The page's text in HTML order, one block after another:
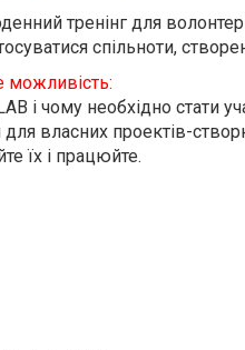
тренінг для
спільноти,
можливість:
і чому необхідно стати
власних проектів-
їх і працюйте.